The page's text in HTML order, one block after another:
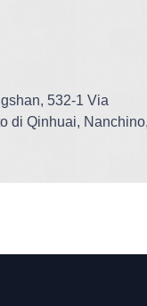
532-1 Via
di Qinhuai, Nanchino,